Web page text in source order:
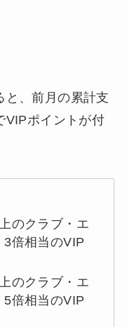
と、前月の累計支
VIPポイントが付
のクラブ・エ
3倍相当のVIP
のクラブ・エ
5倍相当のVIP